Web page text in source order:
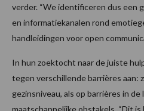
verder. “We identificeren dus een
en informatiekanalen rond
handleidingen voor open
In hun zoektocht naar de juiste
tegen verschillende barrières aan:
gezinsniveau, als op barrières in
maatschappelijke obstakels. “Dit